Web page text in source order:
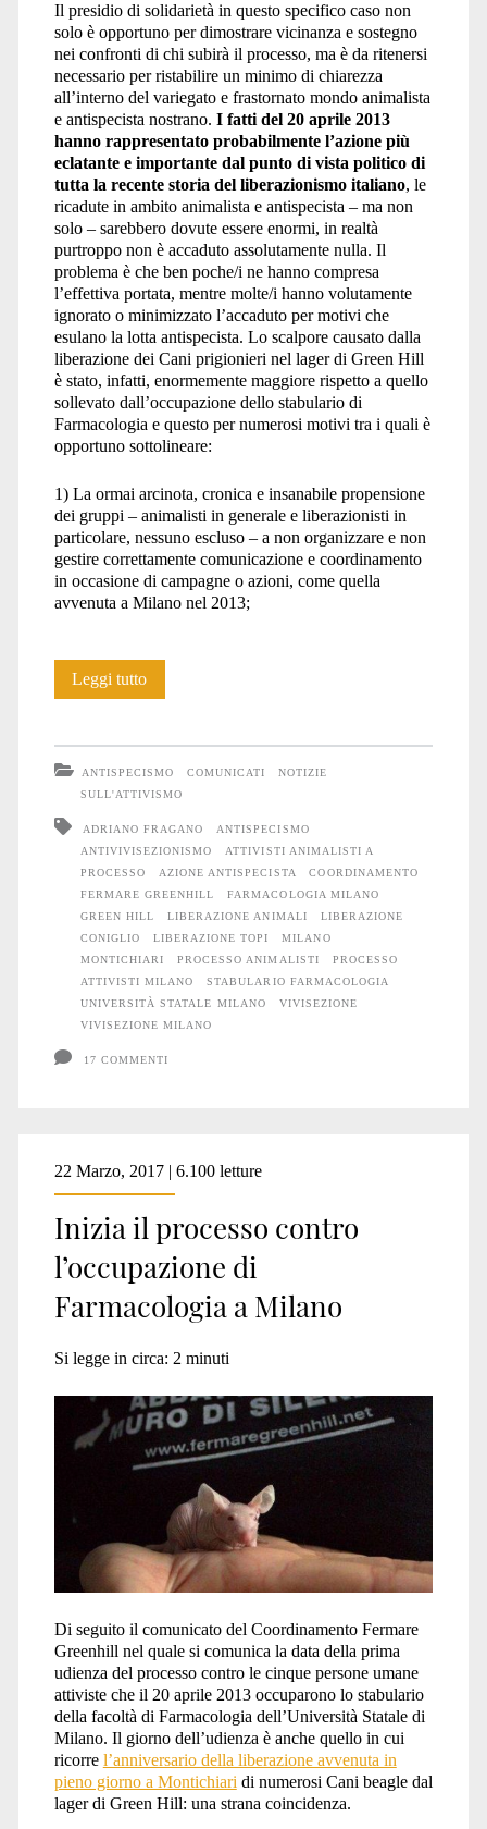
Il presidio di solidarietà in questo specifico caso non
solo è opportuno per dimostrare vicinanza e sostegno
nei confronti di chi subirà il processo, ma è da ritenersi
necessario per ristabilire un minimo di chiarezza
all’interno del variegato e frastornato mondo animalista
e antispecista nostrano. I fatti del 20 aprile 2013
hanno rappresentato probabilmente l’azione più
eclatante e importante dal punto di vista politico di
tutta la recente storia del liberazionismo italiano, le
ricadute in ambito animalista e antispecista – ma non
solo – sarebbero dovute essere enormi, in realtà
purtroppo non è accaduto assolutamente nulla. Il
problema è che ben poche/i ne hanno compresa
l’effettiva portata, mentre molte/i hanno volutamente
ignorato o minimizzato l’accaduto per motivi che
esulano la lotta antispecista. Lo scalpore causato dalla
liberazione dei Cani prigionieri nel lager di Green Hill
è stato, infatti, enormemente maggiore rispetto a quello
sollevato dall’occupazione dello stabulario di
Farmacologia e questo per numerosi motivi tra i quali è
opportuno sottolineare:
1) La ormai arcinota, cronica e insanabile propensione
dei gruppi – animalisti in generale e liberazionisti in
particolare, nessuno escluso – a non organizzare e non
gestire correttamente comunicazione e coordinamento
in occasione di campagne o azioni, come quella
avvenuta a Milano nel 2013;
Leggi tuttoI
abbattere
ANTISPECISMO COMUNICATI
NOTIZIE
SULL'ATTIVISMO
ADRIANO FRAGANO
ANTISPECISMO
ANTIVIVISEZIONISMO
ATTIVISTI ANIMALISTI A
PROCESSO
AZIONE ANTISPECISTA
COORDINAMENTO
FERMARE GREENHILL
FARMACOLOGIA MILANO
GREEN HILL
LIBERAZIONE ANIMALI
LIBERAZIONE
CONIGLIO
LIBERAZIONE TOPI
MILANO
MONTICHIARI
PROCESSO ANIMALISTI
PROCESSO
ATTIVISTI MILANO
STABULARIO FARMACOLOGIA
UNIVERSITÀ STATALE MILANO
VIVISEZIONE
VIVISEZIONE MILANO
17 COMMENTI
22 Marzo, 2017 | 6.100 letture
Inizia il processo contro
l’occupazione di
Farmacologia a Milano
Si legge in circa: 2 minuti
Di seguito il comunicato del Coordinamento Fermare
Greenhill nel quale si comunica la data della prima
udienza del processo contro le cinque persone umane
attiviste che il 20 aprile 2013 occuparono lo stabulario
della facoltà di Farmacologia dell’Università Statale di
Milano. Il giorno dell’udienza è anche quello in cui
ricorre l’anniversario della liberazione avvenuta in
pieno giorno a Montichiari di numerosi Cani beagle dal
lager di Green Hill: una strana coincidenza.